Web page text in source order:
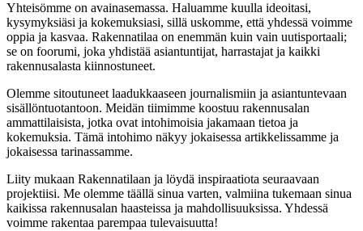
Yhteisömme on avainasemassa. Haluamme kuulla ideoitasi,
kysymyksiäsi ja kokemuksiasi, sillä uskomme, että yhdessä voimme
oppia ja kasvaa. Rakennatilaa on enemmän kuin vain uutisportaali;
se on foorumi, joka yhdistää asiantuntijat, harrastajat ja kaikki
rakennusalasta kiinnostuneet.
Olemme sitoutuneet laadukkaaseen journalismiin ja asiantuntevaan
sisällöntuotantoon. Meidän tiimimme koostuu rakennusalan
ammattilaisista, jotka ovat intohimoisia jakamaan tietoa ja
kokemuksia. Tämä intohimo näkyy jokaisessa artikkelissamme ja
jokaisessa tarinassamme.
Liity mukaan Rakennatilaan ja löydä inspiraatiota seuraavaan
projektiisi. Me olemme täällä sinua varten, valmiina tukemaan sinua
kaikissa rakennusalan haasteissa ja mahdollisuuksissa. Yhdessä
voimme rakentaa parempaa tulevaisuutta!